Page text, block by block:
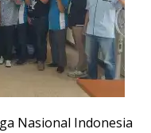
Nasional Indonesia